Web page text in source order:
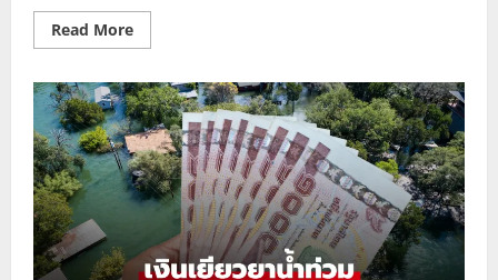
Read MoreRead
more
เยียวยา
น้ำ
ท่วม
9,000
บาท
เต
รี
ยม
สุดท้าย
คาด